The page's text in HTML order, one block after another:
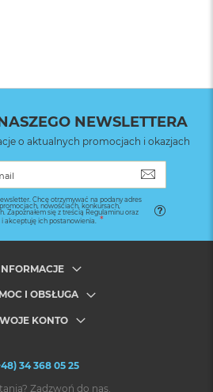
NEWSLETTERA
o aktualnych promocjach i okazjach
Chcę otrzymywać na podany adres
nowościach, konkursach,
Zapoznałem się z treścią Regulaminu oraz
akceptuję ich postanowienia.
I OBSŁUGA
KONTO
34 368 05 25
Zadzwoń do nas.